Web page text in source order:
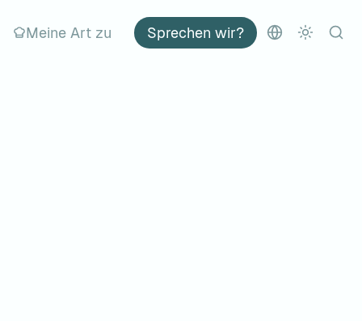
Meine Art zu Sprechen wir?